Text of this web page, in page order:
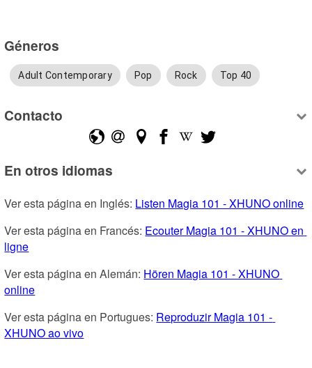
Géneros
Adult Contemporary Pop Rock Top 40
Contacto
En otros idiomas
Ver esta página en Inglés: Listen Magia 101 - XHUNO online
Ver esta página en Francés: Ecouter Magia 101 - XHUNO en
ligne
Ver esta página en Alemán: Hören Magia 101 - XHUNO
online
Ver esta página en Portugues: Reproduzir Magia 101 -
XHUNO ao vivo